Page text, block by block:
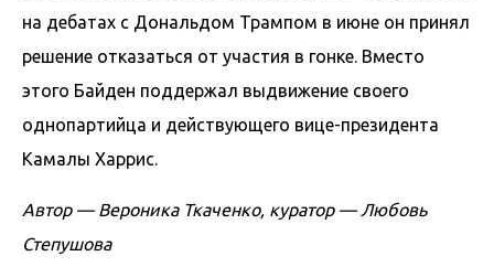
на дебатах с Дональдом Трампом в июне он принял
решение отказаться от участия в гонке. Вместо
этого Байден поддержал выдвижение своего
однопартийца и действующего вице-президента
Камалы Харрис.
Автор — Вероника Ткаченко, куратор — Любовь
Степушова